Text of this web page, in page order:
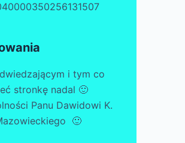
i tym co
stronkę nadal 🙂
Panu Dawidowi K.
🙂